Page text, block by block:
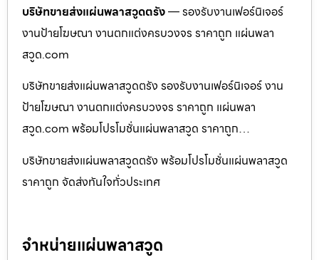
บริษัทขายส่งแผ่นพลาสวูดตรัง— รองรับงานเฟอร์นิเจอร์
งานป้ายโฆษณา งานตกแต่งครบวงจร ราคาถูก แผ่นพลา
สวูด.com
บริษัทขายส่งแผ่นพลาสวูดตรัง รองรับงานเฟอร์นิเจอร์ งาน
ป้ายโฆษณา งานตกแต่งครบวงจร ราคาถูก แผ่นพลา
สวูด.com พร้อมโปรโมชั่นแผ่นพลาสวูด ราคาถูก…
บริษัทขายส่งแผ่นพลาสวูดตรัง พร้อมโปรโมชั่นแผ่นพลาสวูด
ราคาถูก จัดส่งทันใจทั่วประเทศ
จำหน่ายแผ่นพลาสวูด